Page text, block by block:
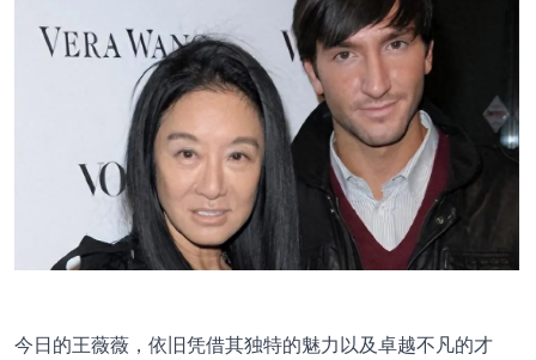
今日的王薇薇，依旧凭借其独特的魅力以及卓越不凡的才